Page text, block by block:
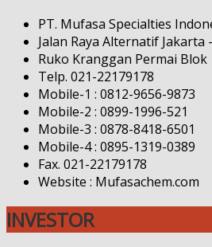
PT. Mufasa Specialties
Jalan Raya Alternatif Jakarta
Ruko Kranggan Permai Blok
Telp. 021-22179178
Mobile-1 : 0812-9656-9873
Mobile-2 : 0899-1996-521
Mobile-3 : 0878-8418-6501
Mobile-4 : 0895-1319-0389
Fax. 021-22179178
Website : Mufasachem.com
INVESTOR